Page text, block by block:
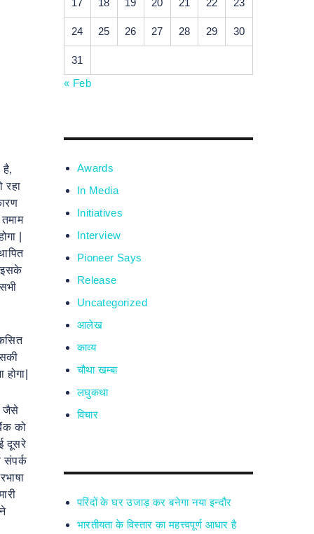
है,
रहा
|
इसके
जैसे
को
दूसरे
संपर्क
17 18 19 20 21 22 23
24 25 26 27 28 29 30
31
« Feb
Awards
In Media
Initiatives
Interview
Pioneer Says
Release
Uncategorized
आलेख
काव्य
चौथा खम्बा
लघुकथा
विचार
परिंदों के घर उजाड़ कर बनेगा नया इन्दौर
भारतीयता के विस्तार का महत्त्वपूर्ण आधार है